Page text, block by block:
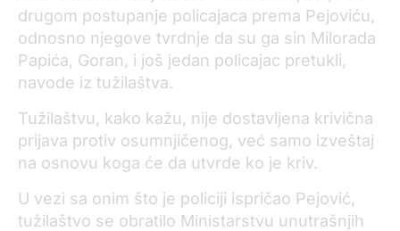
drugom postupanje policajaca prema Pejoviću,
odnosno njegove tvrdnje da su ga sin Milorada
Papića, Goran, i još jedan policajac pretukli,
navode iz tužilaštva.
Tužilaštvu, kako kažu, nije dostavljena krivična
prijava protiv osumnjičenog, već samo izveštaj
na osnovu koga će da utvrde ko je kriv.
U vezi sa onim što je policiji ispričao Pejović,
tužilaštvo se obratilo Ministarstvu unutrašnjih